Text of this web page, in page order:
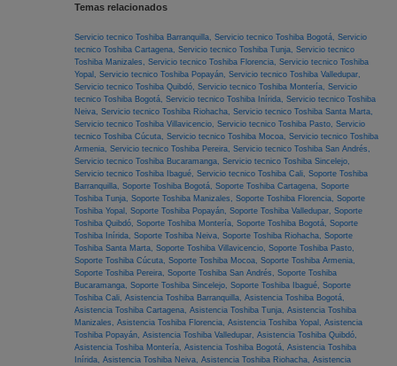
Temas relacionados
Servicio tecnico Toshiba Barranquilla, Servicio tecnico Toshiba Bogotá, Servicio
tecnico Toshiba Cartagena, Servicio tecnico Toshiba Tunja, Servicio tecnico
Toshiba Manizales, Servicio tecnico Toshiba Florencia, Servicio tecnico Toshiba
Yopal, Servicio tecnico Toshiba Popayán, Servicio tecnico Toshiba Valledupar,
Servicio tecnico Toshiba Quibdó, Servicio tecnico Toshiba Montería, Servicio
tecnico Toshiba Bogotá, Servicio tecnico Toshiba Inírida, Servicio tecnico Toshiba
Neiva, Servicio tecnico Toshiba Riohacha, Servicio tecnico Toshiba Santa Marta,
Servicio tecnico Toshiba Villavicencio, Servicio tecnico Toshiba Pasto, Servicio
tecnico Toshiba Cúcuta, Servicio tecnico Toshiba Mocoa, Servicio tecnico Toshiba
Armenia, Servicio tecnico Toshiba Pereira, Servicio tecnico Toshiba San Andrés,
Servicio tecnico Toshiba Bucaramanga, Servicio tecnico Toshiba Sincelejo,
Servicio tecnico Toshiba Ibagué, Servicio tecnico Toshiba Cali, Soporte Toshiba
Barranquilla, Soporte Toshiba Bogotá, Soporte Toshiba Cartagena, Soporte
Toshiba Tunja, Soporte Toshiba Manizales, Soporte Toshiba Florencia, Soporte
Toshiba Yopal, Soporte Toshiba Popayán, Soporte Toshiba Valledupar, Soporte
Toshiba Quibdó, Soporte Toshiba Montería, Soporte Toshiba Bogotá, Soporte
Toshiba Inírida, Soporte Toshiba Neiva, Soporte Toshiba Riohacha, Soporte
Toshiba Santa Marta, Soporte Toshiba Villavicencio, Soporte Toshiba Pasto,
Soporte Toshiba Cúcuta, Soporte Toshiba Mocoa, Soporte Toshiba Armenia,
Soporte Toshiba Pereira, Soporte Toshiba San Andrés, Soporte Toshiba
Bucaramanga, Soporte Toshiba Sincelejo, Soporte Toshiba Ibagué, Soporte
Toshiba Cali, Asistencia Toshiba Barranquilla, Asistencia Toshiba Bogotá,
Asistencia Toshiba Cartagena, Asistencia Toshiba Tunja, Asistencia Toshiba
Manizales, Asistencia Toshiba Florencia, Asistencia Toshiba Yopal, Asistencia
Toshiba Popayán, Asistencia Toshiba Valledupar, Asistencia Toshiba Quibdó,
Asistencia Toshiba Montería, Asistencia Toshiba Bogotá, Asistencia Toshiba
Inírida, Asistencia Toshiba Neiva, Asistencia Toshiba Riohacha, Asistencia